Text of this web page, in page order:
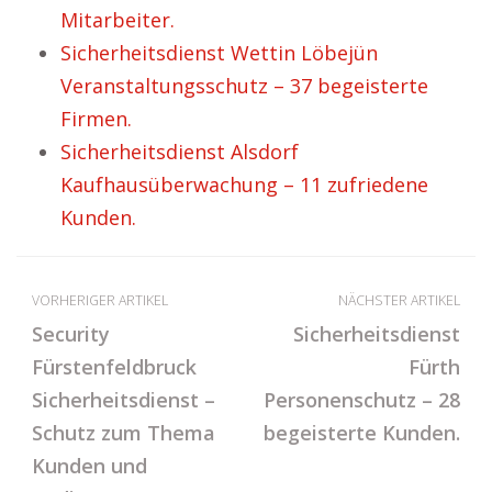
Mitarbeiter.
Sicherheitsdienst Wettin Löbejün
Veranstaltungsschutz – 37 begeisterte
Firmen.
Sicherheitsdienst Alsdorf
Kaufhausüberwachung – 11 zufriedene
Kunden.
VORHERIGER ARTIKEL
Security
Fürstenfeldbruck
Sicherheitsdienst –
Schutz zum Thema
Kunden und
NÄCHSTER ARTIKEL
Sicherheitsdienst
Fürth
Personenschutz – 28
begeisterte Kunden.